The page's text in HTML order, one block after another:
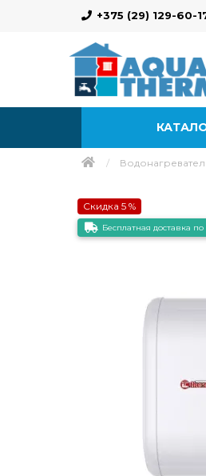
+375 (29) 129-60-
Скидка 5 %
Бесплатная доставка